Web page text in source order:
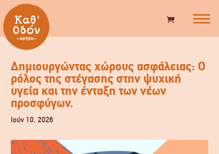
Δημιουργώντας χώρους ασφάλειας: Ο
ρόλος της στέγασης στην ψυχική
υγεία και την ένταξη των νέων
προσφύγων.
Ιούν 10, 2026